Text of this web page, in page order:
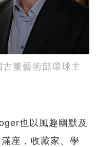
董藝術部環球主
也以風趣幽默及
座，收藏家、學